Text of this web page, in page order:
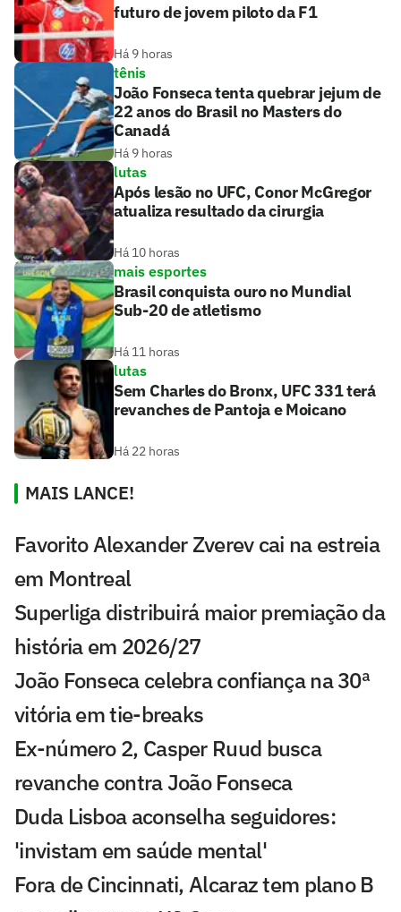
futuro de jovem piloto da F1
Há 9 horas
tênis
João Fonseca tenta quebrar jejum de
22 anos do Brasil no Masters do
Canadá
Há 9 horas
lutas
Após lesão no UFC, Conor McGregor
atualiza resultado da cirurgia
Há 10 horas
mais esportes
Brasil conquista ouro no Mundial
Sub-20 de atletismo
Há 11 horas
lutas
Sem Charles do Bronx, UFC 331 terá
revanches de Pantoja e Moicano
Há 22 horas
MAIS LANCE!
Favorito Alexander Zverev cai na estreia
em Montreal
Superliga distribuirá maior premiação da
história em 2026/27
João Fonseca celebra confiança na 30ª
vitória em tie-breaks
Ex-número 2, Casper Ruud busca
revanche contra João Fonseca
Duda Lisboa aconselha seguidores:
'invistam em saúde mental'
Fora de Cincinnati, Alcaraz tem plano B